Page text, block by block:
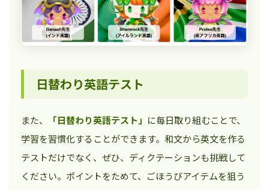
日替わり英語テスト
また、 「日替わり英語テスト」 に毎日取り組むことで、
学習を習慣化することができます。和文から英文を作る
テストだけでなく、ぜひ、ディクテーションも挑戦して
ください。ポイントをためて、ごほうびアイテムを狙う